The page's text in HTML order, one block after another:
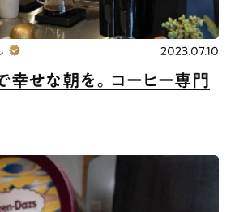
幸せな朝を。コーヒー専門
2023.07.10